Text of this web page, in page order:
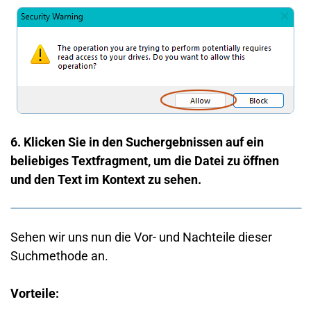
6. Klicken Sie in den Suchergebnissen auf ein
beliebiges Textfragment, um die Datei zu öffnen
und den Text im Kontext zu sehen.
Sehen wir uns nun die Vor- und Nachteile dieser
Suchmethode an.
Vorteile: